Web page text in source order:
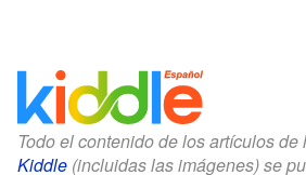
Todo el contenido de los artículos de
Kiddle (incluidas las imágenes) se